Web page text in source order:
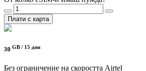
Плати с карта
30 GB / 15 дни
Без ограничение на скоростта Airtel